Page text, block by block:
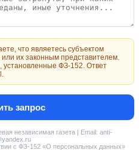
что являетесь субъектом
их законным представителем.
установленные ФЗ-152. Ответ
запрос
независимая газета | Email: anti-
с ФЗ-152 «О персональных данных»